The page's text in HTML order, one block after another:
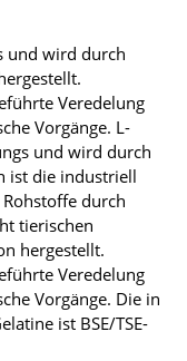
und wird durch
Veredelung
Vorgänge. L-
und wird durch
ist die industriell
durch
tierischen
hergestellt.
Veredelung
Vorgänge. Die in
ist BSE/TSE-